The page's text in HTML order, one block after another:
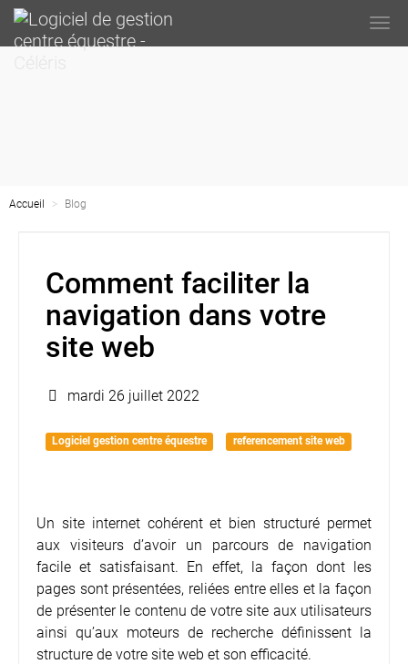
Accueil Blog
Comment faciliter la
navigation dans votre
site web
mardi 26 juillet 2022
Logiciel gestion centre équestre referencement site web
Un site internet cohérent et bien structuré permet
aux visiteurs d’avoir un parcours de navigation
facile et satisfaisant. En effet, la façon dont les
pages sont présentées, reliées entre elles et la façon
de présenter le contenu de votre site aux utilisateurs
ainsi qu’aux moteurs de recherche définissent la
structure de votre site web et son efficacité.